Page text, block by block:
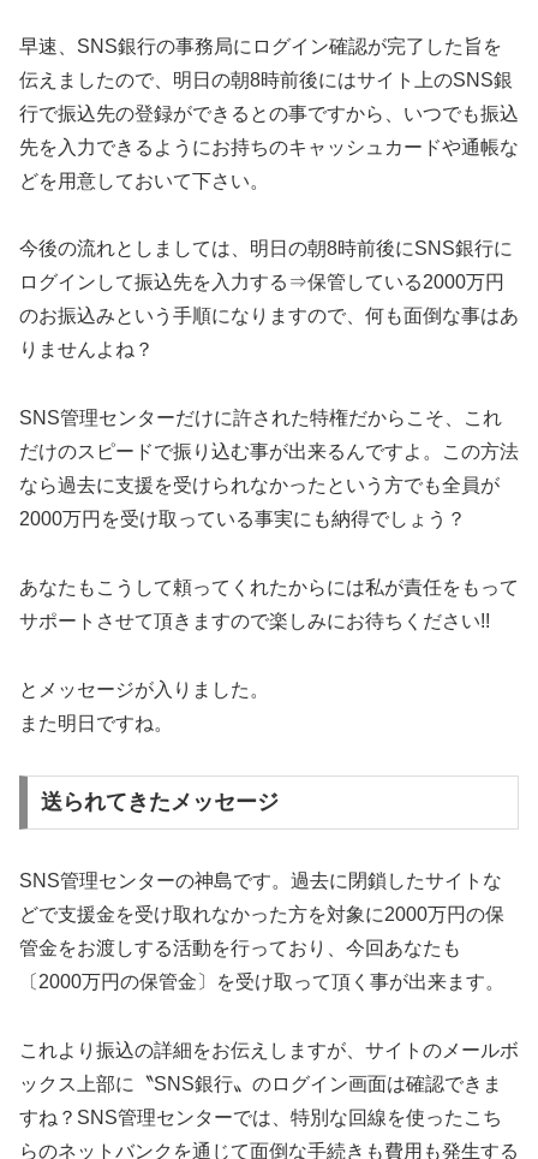
早速、SNS銀行の事務局にログイン確認が完了した旨を
伝えましたので、明日の朝8時前後にはサイト上のSNS銀
行で振込先の登録ができるとの事ですから、いつでも振込
先を入力できるようにお持ちのキャッシュカードや通帳な
どを用意しておいて下さい。
今後の流れとしましては、明日の朝8時前後にSNS銀行に
ログインして振込先を入力する⇒保管している2000万円
のお振込みという手順になりますので、何も面倒な事はあ
りませんよね？
SNS管理センターだけに許された特権だからこそ、これ
だけのスピードで振り込む事が出来るんですよ。この方法
なら過去に支援を受けられなかったという方でも全員が
2000万円を受け取っている事実にも納得でしょう？
あなたもこうして頼ってくれたからには私が責任をもって
サポートさせて頂きますので楽しみにお待ちください!!
とメッセージが入りました。
また明日ですね。
送られてきたメッセージ
SNS管理センターの神島です。過去に閉鎖したサイトな
どで支援金を受け取れなかった方を対象に2000万円の保
管金をお渡しする活動を行っており、今回あなたも
〔2000万円の保管金〕を受け取って頂く事が出来ます。
これより振込の詳細をお伝えしますが、サイトのメールボ
ックス上部に〝SNS銀行〟のログイン画面は確認できま
すね？SNS管理センターでは、特別な回線を使ったこち
らのネットバンクを通じて面倒な手続きも費用も発生する